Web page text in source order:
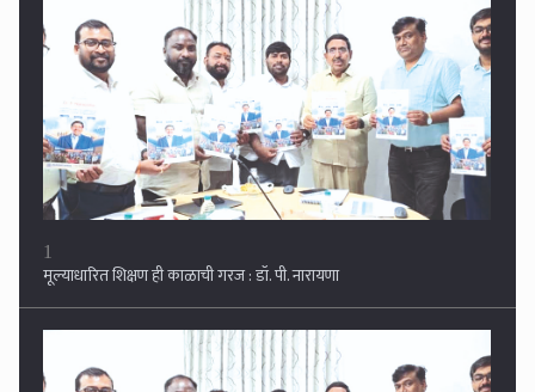
1
मूल्याधारित शिक्षण ही काळाची गरज : डॉ. पी. नारायणा